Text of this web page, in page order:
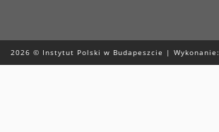
2026 © Instytut Polski w Budapeszcie | Wykonanie: